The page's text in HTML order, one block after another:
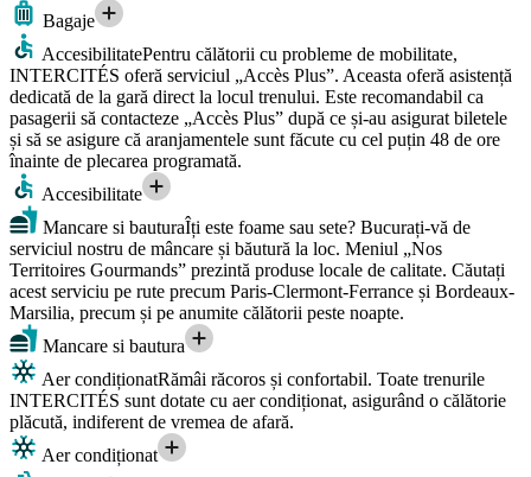
Bagaje
AccesibilitatePentru călătorii cu probleme de mobilitate,
INTERCITÉS oferă serviciul „Accès Plus”. Aceasta oferă asistență
dedicată de la gară direct la locul trenului. Este recomandabil ca
pasagerii să contacteze „Accès Plus” după ce și-au asigurat biletele
și să se asigure că aranjamentele sunt făcute cu cel puțin 48 de ore
înainte de plecarea programată.
Accesibilitate
Mancare si bauturaÎți este foame sau sete? Bucurați-vă de
serviciul nostru de mâncare și băutură la loc. Meniul „Nos
Territoires Gourmands” prezintă produse locale de calitate. Căutați
acest serviciu pe rute precum Paris-Clermont-Ferrance și Bordeaux-
Marsilia, precum și pe anumite călătorii peste noapte.
Mancare si bautura
Aer condiționatRămâi răcoros și confortabil. Toate trenurile
INTERCITÉS sunt dotate cu aer condiționat, asigurând o călătorie
plăcută, indiferent de vremea de afară.
Aer condiționat